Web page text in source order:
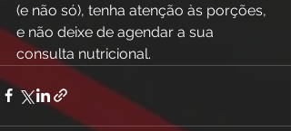
(e não só), tenha atenção às porções,
e não deixe de agendar a sua
consulta nutricional.